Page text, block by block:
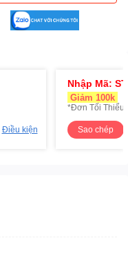
Điều kiện
Nhập Mã:
Giảm 100k
*Đơn Tối Thiểu
Sao chép